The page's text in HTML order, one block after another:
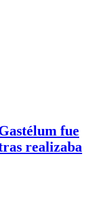
fue
realizaba